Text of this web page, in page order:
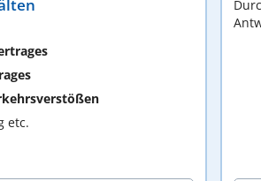
etc.